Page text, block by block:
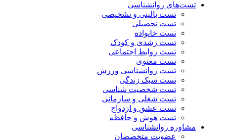
تست‌های روانشناسی
تست بالینی و تشخیصی
تست تحصیلی
تست خانواده
تست رشدی و کودک
تست روابط اجتماعی
تست معنوی
تست روانشناسی ورزش
تست سبک زندگی
تست شخصیت شناسی
تست شغلی و سازمانی
تست عشق و ازدواج
تست هوش و حافظه
مشاوره روانشناسی
عضویت متخصصان